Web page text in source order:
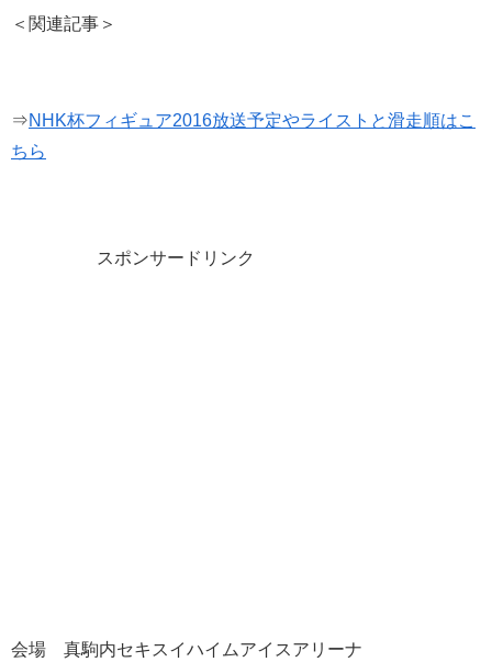
＜関連記事＞
⇒NHK杯フィギュア2016放送予定やライストと滑走順はこ
ちら
スポンサードリンク
会場 真駒内セキスイハイムアイスアリーナ